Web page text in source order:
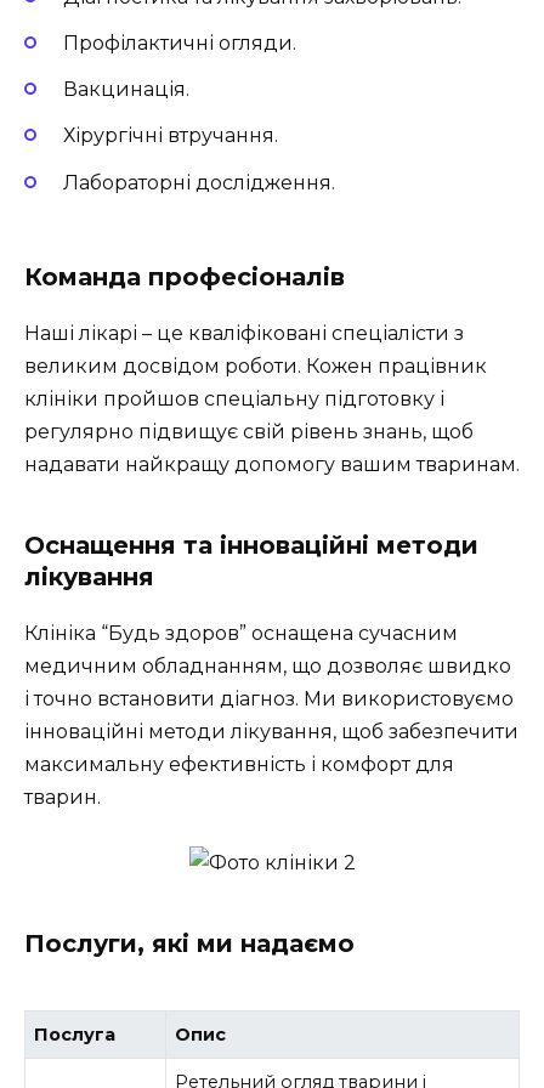
Профілактичні огляди.
Вакцинація.
Хірургічні втручання.
Лабораторні дослідження.
Команда професіоналів
Наші лікарі – це кваліфіковані спеціалісти з
великим досвідом роботи. Кожен працівник
клініки пройшов спеціальну підготовку і
регулярно підвищує свій рівень знань, щоб
надавати найкращу допомогу вашим тваринам.
Оснащення та інноваційні методи
лікування
Клініка “Будь здоров” оснащена сучасним
медичним обладнанням, що дозволяє швидко
і точно встановити діагноз. Ми використовуємо
інноваційні методи лікування, щоб забезпечити
максимальну ефективність і комфорт для
тварин.
Послуги, які ми надаємо
Послуга Опис
Ретельний огляд тварини і